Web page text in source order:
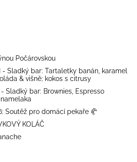
Počárovskou
- Sladký bar: Tartaletky banán, karamel
& višně; kokos s citrusy
Sladký bar: Brownies, Espresso
Soutěž pro domácí pekaře 🥐
KOLÁČ